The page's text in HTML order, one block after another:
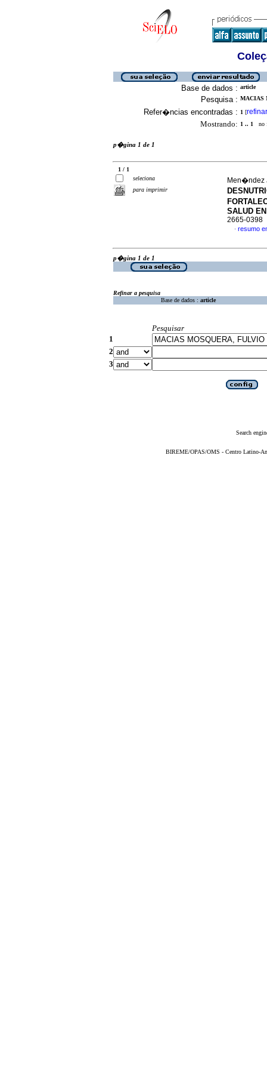
Base de dados : article
Pesquisa : MACIAS
Refer�ncias encontradas : 1 [refinar
Mostrando: 1 .. 1 no
p�gina 1 de 1
1 / 1
seleciona
para imprimir
Men�ndez
SALUD
2665-0398
· resumo
p�gina 1 de 1
Refinar a pesquisa
Base de dados : article
Pesquisar
1
2
3
Search
BIREME/OPAS/OMS - Centro Latino-